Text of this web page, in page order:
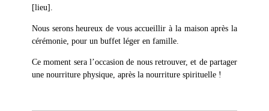
[lieu].
Nous serons heureux de vous accueillir à la maison après la
cérémonie, pour un buffet léger en famille.
Ce moment sera l’occasion de nous retrouver, et de partager
une nourriture physique, après la nourriture spirituelle !